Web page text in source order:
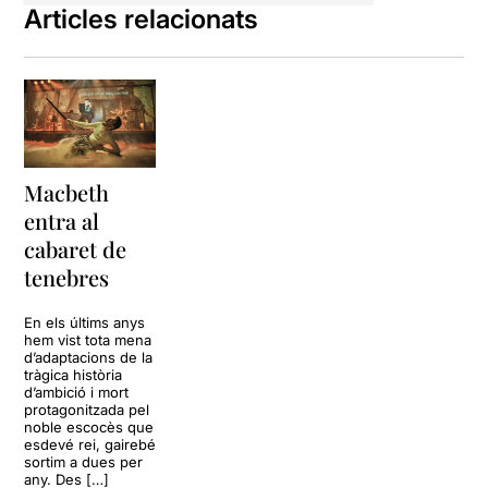
dinamisme a la posada en
escena, que va més enllà de
Articles relacionats
Macbeth
entra al
cabaret de
tenebres
En els últims anys
hem vist tota mena
d’adaptacions de la
tràgica història
d’ambició i mort
protagonitzada pel
noble escocès que
esdevé rei, gairebé
sortim a dues per
any. Des […]